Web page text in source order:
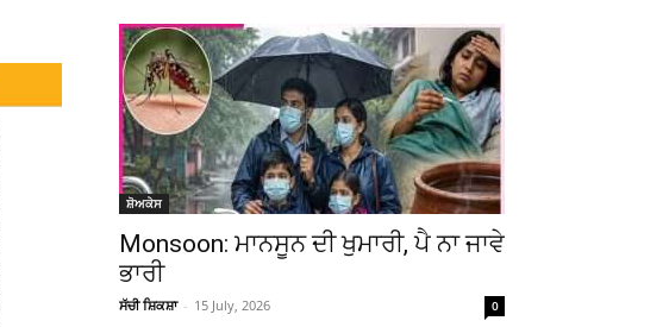
ਸ਼ੋਅਕੇਸ
Monsoon: ਮਾਨਸੂਨ ਦੀ ਖੁਮਾਰੀ, ਪੈ ਨਾ ਜਾਵੇ
ਭਾਰੀ
ਸੱਚੀ ਸ਼ਿਕਸ਼ਾ - 15 July, 2026 0